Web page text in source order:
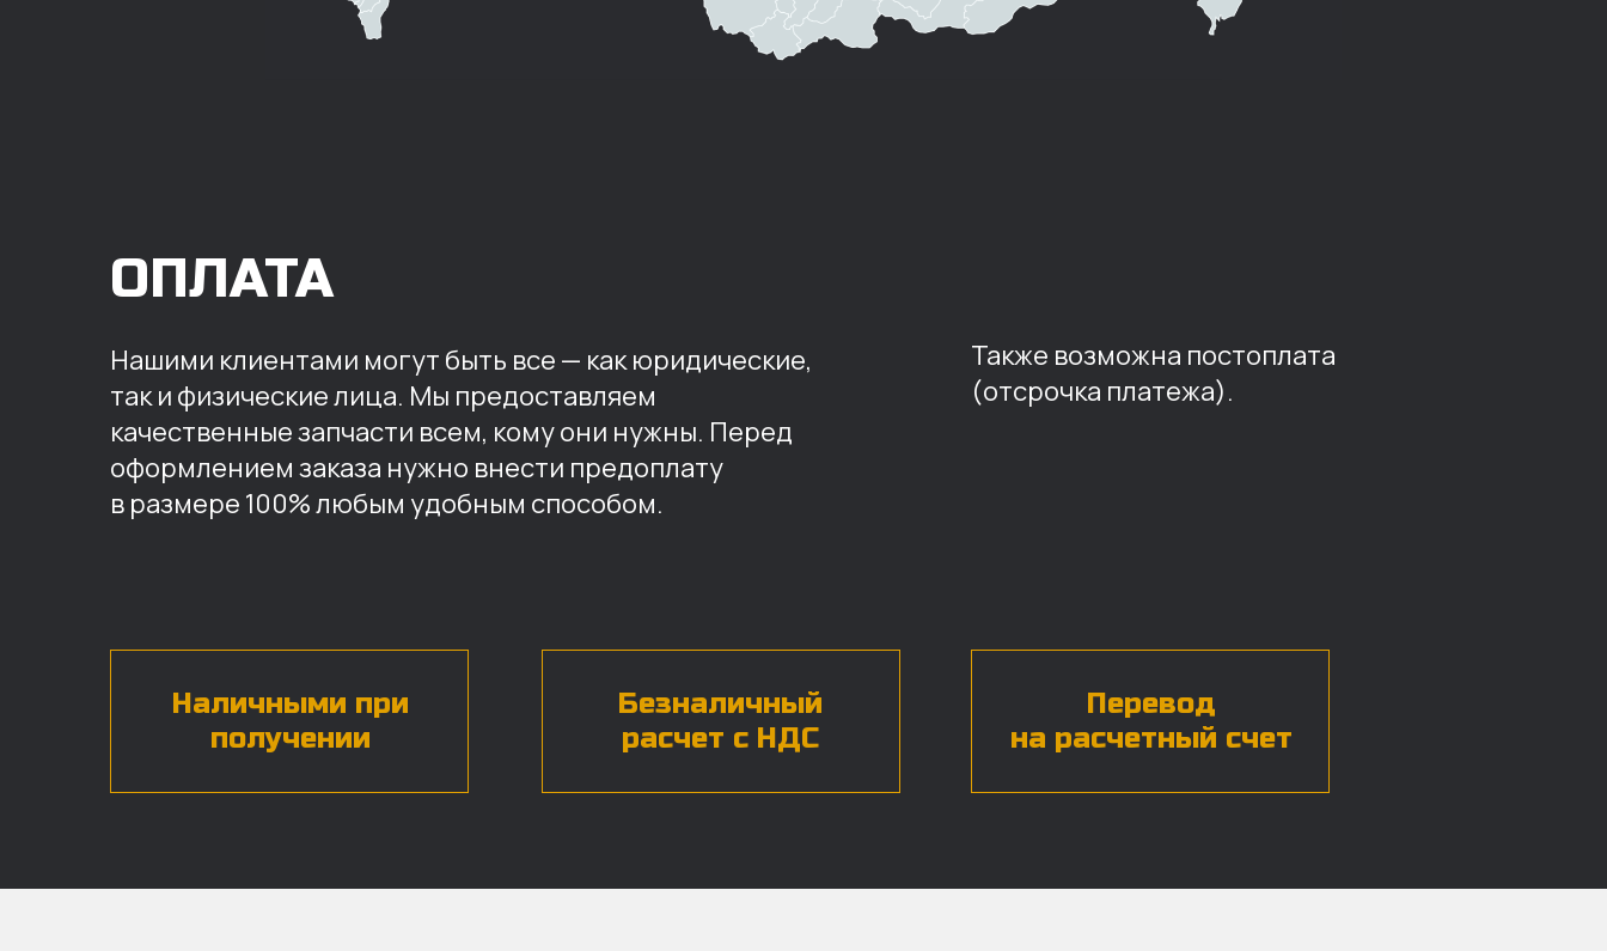
Наличными при
получении
Безналичный
расчет с НДС
Перевод
на расчетный счет
ОПЛАТА
Нашими клиентами могут быть все — как юридические,
так и физические лица. Мы предоставляем
качественные запчасти всем, кому они нужны. Перед
оформлением заказа нужно внести предоплату
в размере 100% любым удобным способом.
Также возможна постоплата
(отсрочка платежа).